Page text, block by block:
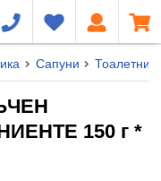
Сапуни Тоалетни
150 г *